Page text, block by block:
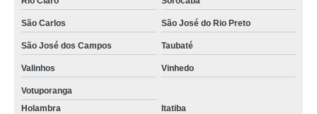
São Carlos São José do Rio Preto
São José dos Campos Taubaté
Valinhos Vinhedo
Votuporanga
Holambra
Itatiba